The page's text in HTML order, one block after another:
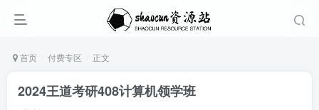
首页 付费专区 正文
2024王道考研408计算机领学班